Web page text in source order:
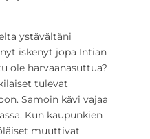
ystävältäni
iskenyt jopa Intian
ole harvaanasuttua?
tulevat
Samoin kävi vajaa
Kun kaupunkien
muuttivat